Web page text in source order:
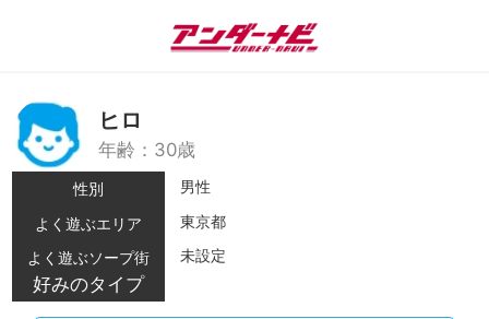
ヒロ
年齢：30歳
性別
男性
よく遊ぶエリア
東京都
よく遊ぶソープ街
未設定
好みのタイプ